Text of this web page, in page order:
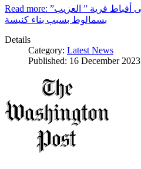
Read more: اعتداءات على أقباط قرية ” العزيب”
بسمالوط بسبب بناء كنيسة
Details
Category: Latest News
Published: 16 December 2023